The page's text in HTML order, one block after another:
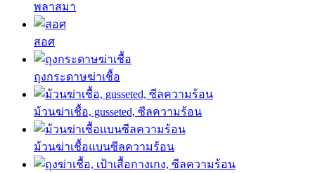
พลาสมา
สอศ
ถุงกระดาษฆ่าเชื้อ
ม้วนฆ่าเชื้อ, gusseted, ซีลความร้อน
ม้วนฆ่าเชื้อแบนซีลความร้อน